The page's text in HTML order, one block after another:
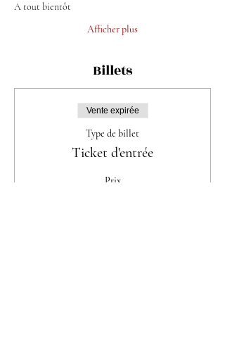
A tout bientôt
Afficher plus
Billets
Vente expirée
Type de billet
Ticket d'entrée
Prix